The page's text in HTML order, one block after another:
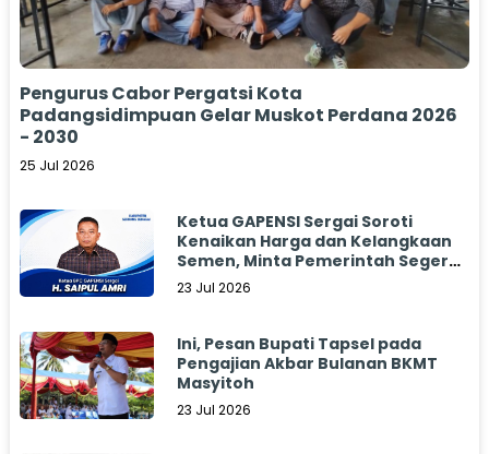
Pengurus Cabor Pergatsi Kota
Padangsidimpuan Gelar Muskot Perdana 2026
- 2030
25 Jul 2026
Ketua GAPENSI Sergai Soroti
Kenaikan Harga dan Kelangkaan
Semen, Minta Pemerintah Segera
Bertindak
23 Jul 2026
Ini, Pesan Bupati Tapsel pada
Pengajian Akbar Bulanan BKMT
Masyitoh
23 Jul 2026